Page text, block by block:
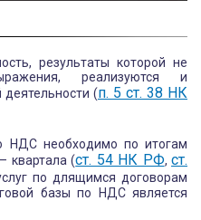
о
и
з
с
т
результаты которой не
реализуются и
(п. 5 ст. 38 НК
НДС необходимо по итогам
квартала (ст. 54 НК РФ,ст.
по длящимся договорам
базы по НДС является